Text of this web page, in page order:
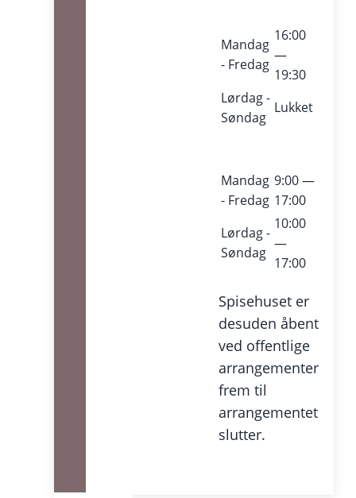
Mandag
- Fredag
16:00
—
19:30
Lørdag -
Søndag
Lukket
Mandag
- Fredag
9:00 —
17:00
Lørdag -
Søndag
10:00
—
17:00
Spisehuset er
desuden åbent
ved offentlige
arrangementer
frem til
arrangementet
slutter.